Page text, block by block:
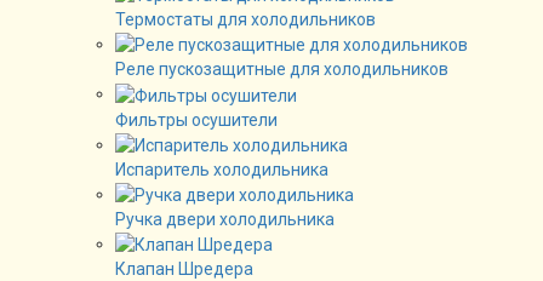
Термостаты для холодильников
Реле пускозащитные для холодильников
Фильтры осушители
Испаритель холодильника
Ручка двери холодильника
Клапан Шредера